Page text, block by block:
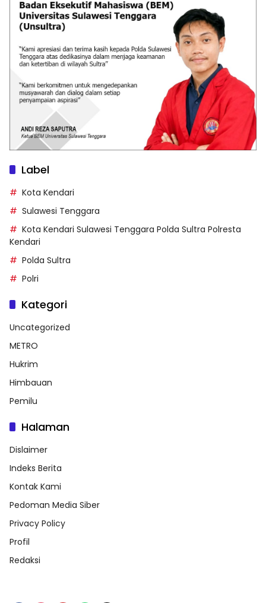
Label
Kota Kendari
Sulawesi Tenggara
Kota Kendari Sulawesi Tenggara Polda Sultra Polresta
Kendari
Polda Sultra
Polri
Kategori
Uncategorized
METRO
Hukrim
Himbauan
Pemilu
Halaman
Dislaimer
Indeks Berita
Kontak Kami
Pedoman Media Siber
Privacy Policy
Profil
Redaksi